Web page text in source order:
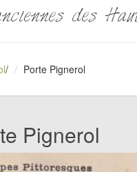
des
/ Porte Pignerol
Pignerol